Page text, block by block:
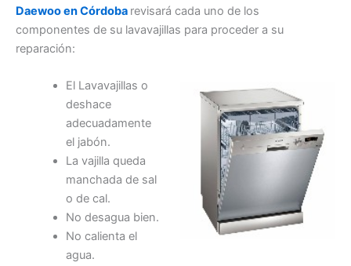
Daewoo en Córdoba revisará cada uno de los
componentes de su lavavajillas para proceder a su
reparación:
El Lavavajillas o
deshace
adecuadamente
el jabón.
La vajilla queda
manchada de sal
o de cal.
No desagua bien.
No calienta el
agua.